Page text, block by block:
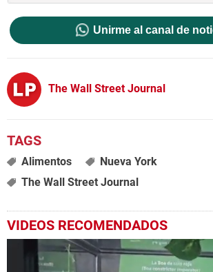
Unirme al canal de
The Wall Street Journal
Alimentos
Nueva York
The Wall Street Journal
VIDEOS RECOMENDADOS